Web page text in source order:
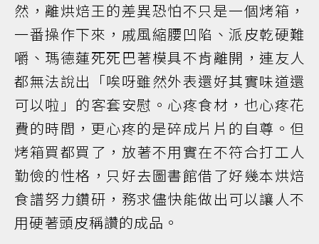
然，離烘焙王的差異恐怕不只是一個烤箱，
一番操作下來，戚風縮腰凹陷、派皮乾硬難
嚼、瑪德蓮死死巴著模具不肯離開，連友人
都無法說出「唉呀雖然外表還好其實味道還
可以啦」的客套安慰。心疼食材，也心疼花
費的時間，更心疼的是碎成片片的自尊。但
烤箱買都買了，放著不用實在不符合打工人
勤儉的性格，只好去圖書館借了好幾本烘焙
食譜努力鑽研，務求儘快能做出可以讓人不
用硬著頭皮稱讚的成品。